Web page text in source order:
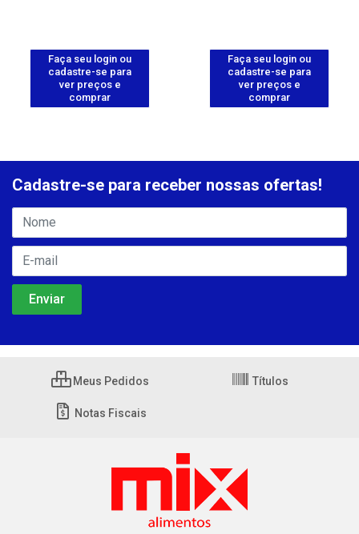
Faça seu login ou
cadastre-se para
ver preços e
comprar
Faça seu login ou
cadastre-se para
ver preços e
comprar
Cadastre-se para receber nossas ofertas!
Meus Pedidos Títulos
Notas Fiscais